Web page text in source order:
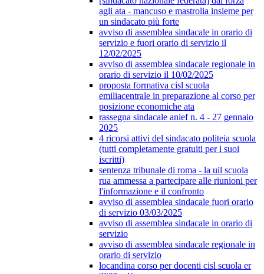
agli ata - mancuso e mastrolia insieme per
un sindacato più forte
avviso di assemblea sindacale in orario di
servizio e fuori orario di servizio il
12/02/2025
avviso di assemblea sindacale regionale in
orario di servizio il 10/02/2025
proposta formativa cisl scuola
emiliacentrale in preparazione al corso per
posizione economiche ata
rassegna sindacale anief n. 4 - 27 gennaio
2025
4 ricorsi attivi del sindacato politeia scuola
(tutti completamente gratuiti per i suoi
iscritti)
sentenza tribunale di roma - la uil scuola
rua ammessa a partecipare alle riunioni per
l'informazione e il confronto
avviso di assemblea sindacale fuori orario
di servizio 03/03/2025
avviso di assemblea sindacale in orario di
servizio
avviso di assemblea sindacale regionale in
orario di servizio
locandina corso per docenti cisl scuola er